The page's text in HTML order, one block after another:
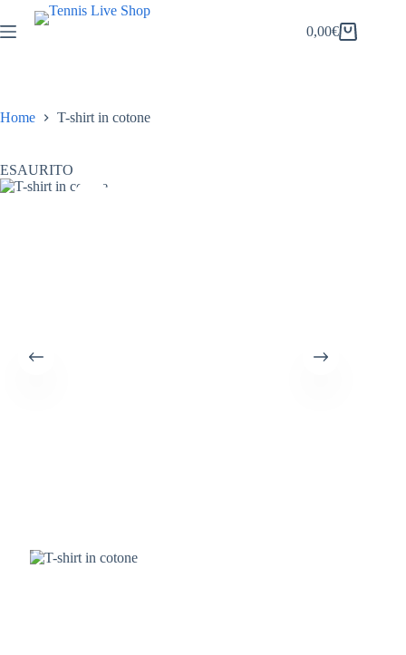
al
contenuto
Carrello
0,00€
Home T-shirt in cotone
ESAURITO